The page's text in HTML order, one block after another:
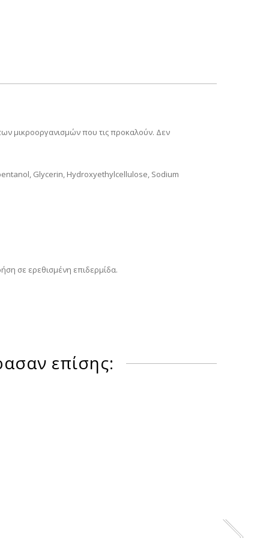
μικροοργανισμών που τις προκαλούν. Δεν
Glycerin, Hydroxyethylcellulose, Sodium
σε ερεθισμένη επιδερμίδα.
επίσης: